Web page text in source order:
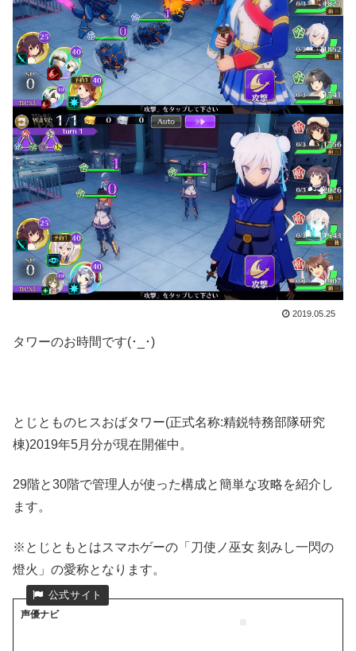
2019.05.25
タワーのお時間です(･_･)
とじとものヒスおばタワー(正式名称:精鋭特務部隊研究
棟)2019年5月分が現在開催中。
29階と30階で管理人が使った構成と簡単な攻略を紹介し
ます。
※とじともとはスマホゲーの「刀使ノ巫女 刻みし一閃の
燈火」の愛称となります。
声優ナビ